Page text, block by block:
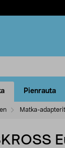
Pienrauta
Matka-adapterit